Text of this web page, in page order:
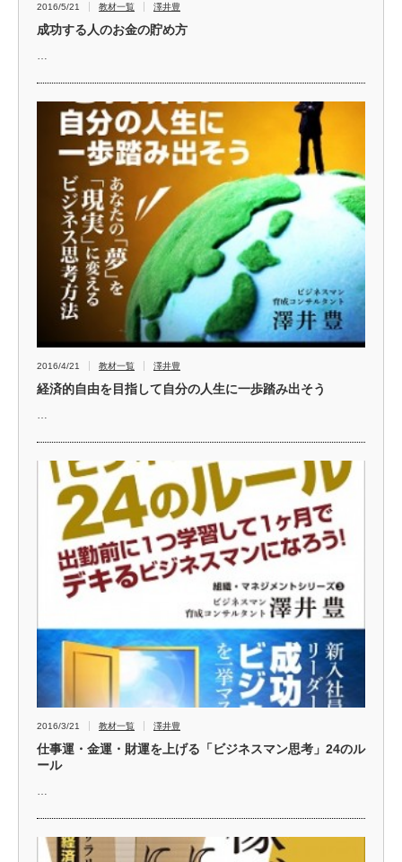
2016/5/21 教材一覧 澤井豊
成功する人のお金の貯め方
2016/4/21 教材一覧 澤井豊
経済的自由を目指して自分の人生に一歩踏み出そう
…
2016/3/21 教材一覧 澤井豊
仕事運・金運・財運を上げる「ビジネスマン思考」24のル
ール